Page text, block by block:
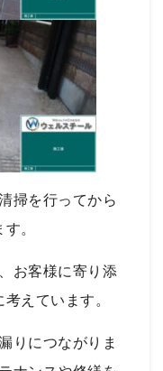
掃を行ってから
。
お客様に寄り添
えています。
りにつながりま